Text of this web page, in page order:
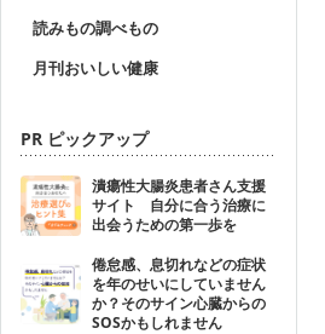
読みもの調べもの
月刊おいしい健康
PR ピックアップ
潰瘍性大腸炎患者さん支援
サイト 自分に合う治療に
出会うための第一歩を
倦怠感、息切れなどの症状
を年のせいにしていません
か？そのサイン心臓からの
SOSかもしれません